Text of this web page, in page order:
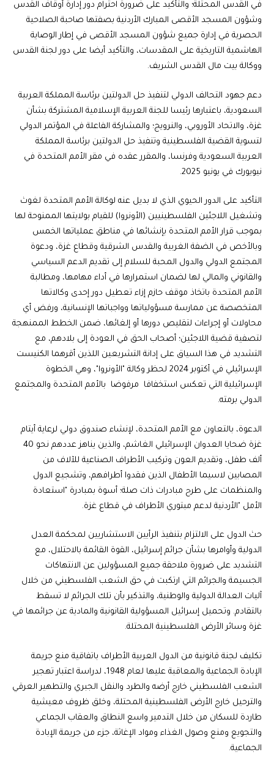
في القدس المحتلة؛ والتأكيد على ضرورة احترام دور إدارة أوقاف القدس
وشؤون المسجد الأقصى المبارك الأردنية بصفتها صاحبة الصلاحية
الحصرية في إدارة جميع شؤون المسجد الأقصى في إطار الوصاية
الهاشمية التاريخية على المقدسات، والتأكيد أيضا على دور لجنة القدس
ووكالة بيت مال القدس الشريف.
دعم جهود التحالف الدولي لتنفيذ حل الدولتين برئاسة المملكة العربية
السعودية، باعتبارها رئيسا للجنة العربية الإسلامية المشتركة بشأن
غزة، والاتحاد الأوروبي، والنرويج؛ والمشاركة الفاعلة في المؤتمر الدولي
لتسوية القضية الفلسطينية وتنفيذ حل الدولتين برئاسة المملكة
العربية السعودية وفرنسا، والمقرر عقده في مقر الأمم المتحدة في
نيويورك في يونيو 2025.
التأكيد على الدور الحيوي الذي لا بديل عنه لوكالة الأمم المتحدة لغوث
وتشغيل اللاجئين الفلسطينيين (الأونروا) للقيام بولايتها الممنوحة لها
بموجب قرار الأمم المتحدة بإنشائها في مناطق عملياتها الخمس
وبالأخص في الضفة الغربية والقدس الشرقية وقطاع غزة، ودعوة
المجتمع الدولي والدول المحبة للسلام إلى تقديم الدعم السياسي
والقانوني والمالي لها لضمان استمرارها في أداء مهامها، ومطالبة
الأمم المتحدة باتخاذ موقف حازم إزاء تعطيل دور إحدى وكالاتها
المتخصصة عن ممارسة مسؤولياتها وواجباتها الإنسانية، ورفض أي
محاولات أو إجراءات لتقليص دورها أو إلغائها، ضمن الخطط الممنهجة
لتصفية قضية اللاجئين؛ أصحاب الحق في العودة إلى بلادهم، مع
التشديد في هذا السياق على إدانة التشريعين اللذين أقرهما الكنيست
الإسرائيلي في أكتوبر 2024 لحظر وكالة "الأونروا"، وهي الخطوة
الإسرائيلية التي تعكس استخفافا مرفوضا بالأمم المتحدة والمجتمع
الدولي برمته.
الدعوة، بالتعاون مع الأمم المتحدة، لإنشاء صندوق دولي لرعاية أيتام
غزة ضحايا العدوان الإسرائيلي الغاشم، والذين يناهز عددهم نحو 40
ألف طفل، وتقديم العون وتركيب الأطراف الصناعية للآلاف من
المصابين لاسيما الأطفال الذين فقدوا أطرافهم، وتشجيع الدول
والمنظمات على طرح مبادرات ذات صلة؛ أسوة بمبادرة "استعادة
الأمل "الأردنية لدعم مبتوري الأطراف في قطاع غزة.
حث الدول على الالتزام بتنفيذ الرأيين الاستشاريين لمحكمة العدل
الدولية وأوامرها بشأن جرائم إسرائيل، القوة القائمة بالاحتلال، مع
التشديد على ضرورة ملاحقة جميع المسؤولين عن الانتهاكات
الجسيمة والجرائم التي ارتكبت في حق الشعب الفلسطيني من خلال
آليات العدالة الدولية والوطنية، والتذكير بأن تلك الجرائم لا تسقط
بالتقادم. وتحميل إسرائيل المسؤولية القانونية والمادية عن جرائمها في
غزة وسائر الأرض الفلسطينية المحتلة.
تكليف لجنة قانونية من الدول العربية الأطراف باتفاقية منع جريمة
الإبادة الجماعية والمعاقبة عليها لعام 1948، لدراسة اعتبار تهجير
الشعب الفلسطيني خارج أرضه والطرد والنقل الجبري والتطهير العرقي
والترحيل خارج الأرض الفلسطينية المحتلة، وخلق ظروف معيشية
طاردة للسكان من خلال التدمير واسع النطاق والعقاب الجماعي
والتجويع ومنع وصول الغذاء ومواد الإغاثة، جزء من جريمة الإبادة
الجماعية.